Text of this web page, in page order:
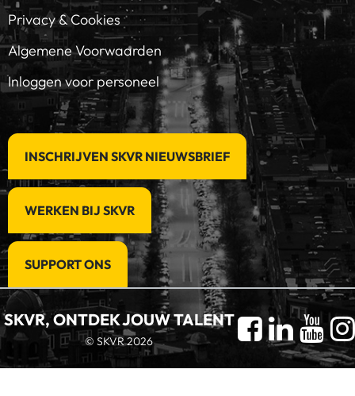
Privacy & Cookies
Algemene Voorwaarden
Inloggen voor personeel
INSCHRIJVEN SKVR NIEUWSBRIEF
WERKEN BIJ SKVR
SUPPORT ONS
SKVR, ONTDEK JOUW TALENT
© SKVR 2026